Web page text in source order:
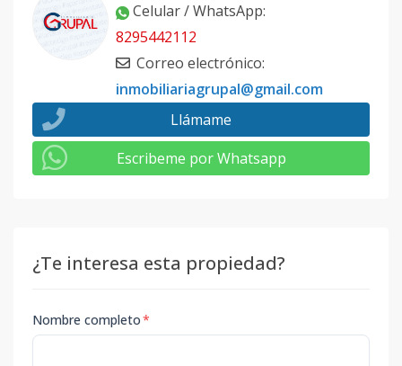
Celular / WhatsApp:
8295442112
Correo electrónico:
inmobiliariagrupal@gmail.com
Llámame
Escribeme por Whatsapp
¿Te interesa esta propiedad?
Nombre completo*